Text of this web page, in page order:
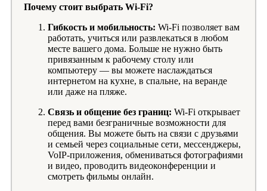
Почему стоит выбрать Wi-Fi?
Гибкость и мобильность: Wi-Fi позволяет вам
работать, учиться или развлекаться в любом
месте вашего дома. Больше не нужно быть
привязанным к рабочему столу или
компьютеру — вы можете наслаждаться
интернетом на кухне, в спальне, на веранде
или даже на пляже.
Связь и общение без границ: Wi-Fi открывает
перед вами безграничные возможности для
общения. Вы можете быть на связи с друзьями
и семьей через социальные сети, мессенджеры,
VoIP-приложения, обмениваться фотографиями
и видео, проводить видеоконференции и
смотреть фильмы онлайн.